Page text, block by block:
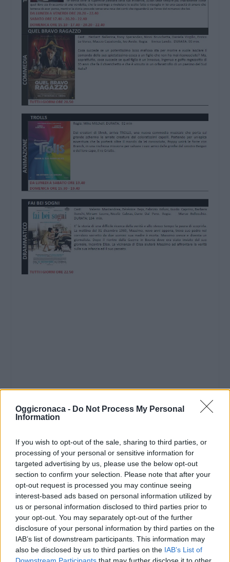
Oggicronaca - Do Not Process My Personal
Information
If you wish to opt-out of the sale, sharing to third parties, or
processing of your personal or sensitive information for
targeted advertising by us, please use the below opt-out
section to confirm your selection. Please note that after your
opt-out request is processed you may continue seeing
interest-based ads based on personal information utilized by
us or personal information disclosed to third parties prior to
your opt-out. You may separately opt-out of the further
disclosure of your personal information by third parties on the
IAB’s list of downstream participants. This information may
also be disclosed by us to third parties on the IAB’s List of
Downstream Participants that may further disclose it to other